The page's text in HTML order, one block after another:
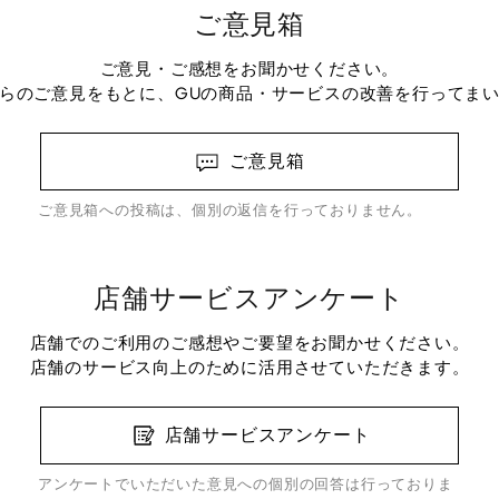
ご意見箱
ご意見・ご感想をお聞かせください。
のご意見をもとに、GUの商品・サービスの改善を行ってまい
ご意見箱
ご意見箱への投稿は、個別の返信を行っておりません。
店舗サービスアンケート
店舗でのご利用のご感想やご要望をお聞かせください。
店舗のサービス向上のために活用させていただきます。
店舗サービスアンケート
アンケートでいただいた意見への個別の回答は行っておりま